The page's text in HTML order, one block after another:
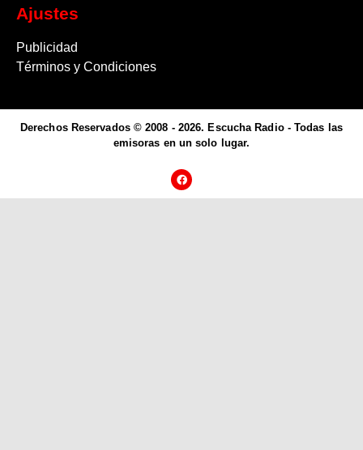
Ajustes
Publicidad
Términos y Condiciones
Derechos Reservados © 2008 - 2026. Escucha Radio - Todas las
emisoras en un solo lugar.